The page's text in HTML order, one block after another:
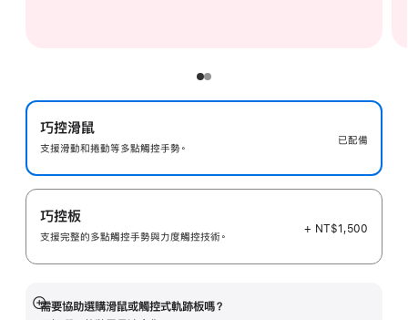
巧控滑鼠
支援滑動和捲動等多點觸控手勢。
已配備
巧控板
支援完整的多點觸控手勢與力度觸控技術。
+ NT$1,500
需要協助選購滑鼠或觸控式軌跡板嗎？
顯